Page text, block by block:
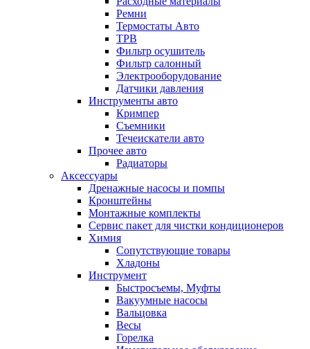
Ремни
Термостаты Авто
ТРВ
Фильтр осушитель
Фильтр салонный
Электрооборудование
Датчики давления
Инструменты авто
Кримпер
Съемники
Течеискатели авто
Прочее авто
Радиаторы
Аксессуары
Дренажные насосы и помпы
Кронштейны
Монтажные комплекты
Сервис пакет для чистки кондиционеров
Химия
Сопутствующие товары
Хладоны
Инструмент
Быстросъемы, Муфты
Вакуумные насосы
Вальцовка
Весы
Горелка